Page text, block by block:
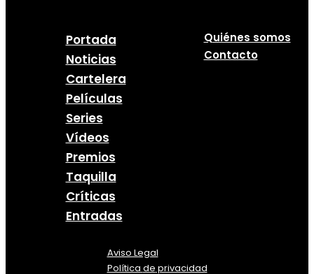
Portada
Noticias
Cartelera
Películas
Series
Vídeos
Premios
Taquilla
Críticas
Entradas
Quiénes somos
Contacto
Aviso Legal
Política de privacidad